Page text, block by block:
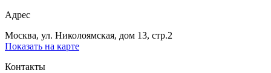
Адрес
Москва, ул. Николоямская, дом 13, стр.2
Показать на карте
Контакты